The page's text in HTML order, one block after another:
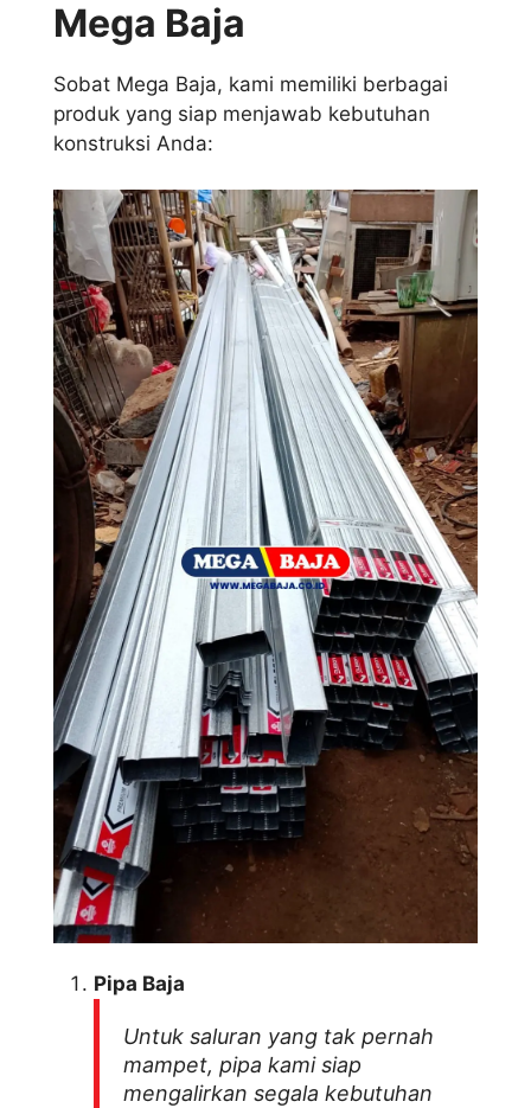
Mega Baja
Sobat Mega Baja, kami memiliki berbagai
produk yang siap menjawab kebutuhan
konstruksi Anda:
Pipa Baja
Untuk saluran yang tak pernah
mampet, pipa kami siap
mengalirkan segala kebutuhan